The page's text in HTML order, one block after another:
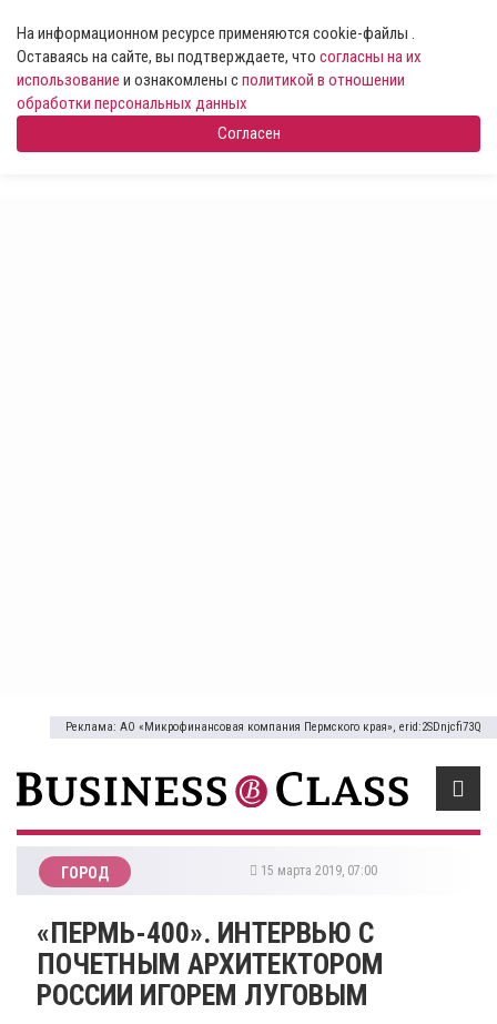
На информационном ресурсе применяются cookie-файлы .
Оставаясь на сайте, вы подтверждаете, что согласны на их
использование и ознакомлены сполитикой в отношении
обработки персональных данных
Согласен
Реклама: АО «Микрофинансовая компания Пермского края», erid:2SDnjcfi73Q
ГОРОД 15 марта 2019, 07:00
«ПЕРМЬ-400». ИНТЕРВЬЮ С
ПОЧЕТНЫМ АРХИТЕКТОРОМ
РОССИИ ИГОРЕМ ЛУГОВЫМ